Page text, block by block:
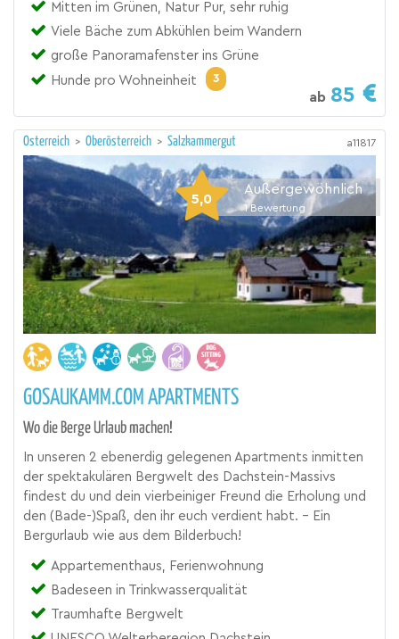
Mitten im Grünen, Natur Pur, sehr ruhig
Viele Bäche zum Abkühlen beim Wandern
große Panoramafenster ins Grüne
Hunde pro Wohneinheit
3
ab 85
Österreich > Oberösterreich > Salzkammergut a11817
5,0
Außergewöhnlich
1 Bewertung
GOSAUKAMM.COM APARTMENTS
Wo die Berge Urlaub machen!
In unseren 2 ebenerdig gelegenen Apartments inmitten
der spektakulären Bergwelt des Dachstein-Massivs
findest du und dein vierbeiniger Freund die Erholung und
den (Bade-)Spaß, den ihr euch verdient habt. - Ein
Bergurlaub wie aus dem Bilderbuch!
Appartementhaus, Ferienwohnung
Badeseen in Trinkwasserqualität
Traumhafte Bergwelt